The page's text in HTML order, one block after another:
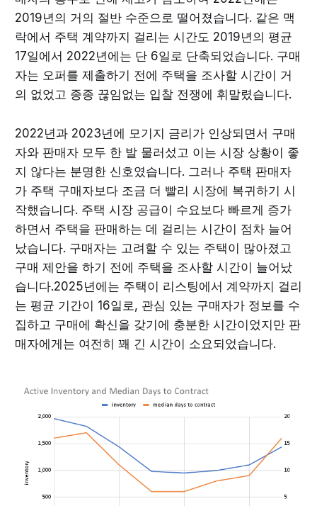
2019년의 거의 절반 수준으로 떨어졌습니다. 같은 맥
락에서 주택 계약까지 걸리는 시간도 2019년의 평균
17일에서 2022년에는 단 6일로 단축되었습니다. 구매
자는 오퍼를 제출하기 전에 주택을 조사할 시간이 거
의 없었고 종종 끊임없는 입찰 전쟁에 휘말렸습니다.
2022년과 2023년에 모기지 금리가 인상되면서 구매
자와 판매자 모두 한 발 물러섰고 이는 시장 상황이 좋
지 않다는 분명한 신호였습니다. 그러나 주택 판매자
가 주택 구매자보다 조금 더 빨리 시장에 복귀하기 시
작했습니다. 주택 시장 공급이 수요보다 빠르게 증가
하면서 주택을 판매하는 데 걸리는 시간이 점차 늘어
났습니다. 구매자는 고려할 수 있는 주택이 많아졌고
구매 제안을 하기 전에 주택을 조사할 시간이 늘어났
습니다.2025년에는 주택이 리스팅에서 계약까지 걸리
는 평균 기간이 16일로, 관심 있는 구매자가 정보를 수
집하고 구매에 확신을 갖기에 충분한 시간이었지만 판
매자에게는 여전히 꽤 긴 시간이 소요되었습니다.